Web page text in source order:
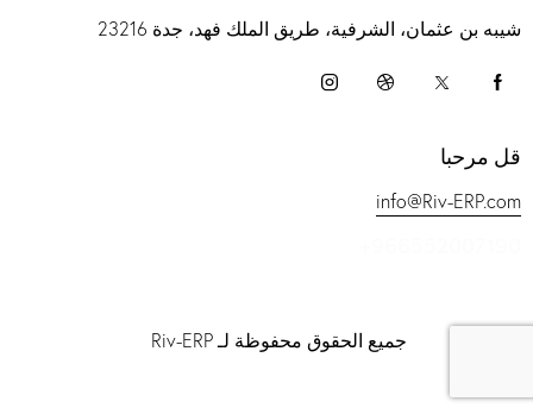
شيبه بن عثمان، الشرفية، طريق الملك فهد، جدة 23216
قل مرحبا
info@Riv-ERP.com
جميع الحقوق محفوظة لـ Riv-ERP